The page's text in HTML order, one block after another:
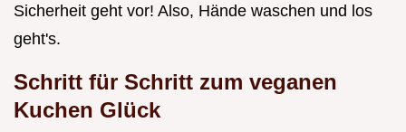
Sicherheit geht vor! Also, Hände waschen und los
geht's.
Schritt für Schritt zum veganen
Kuchen Glück